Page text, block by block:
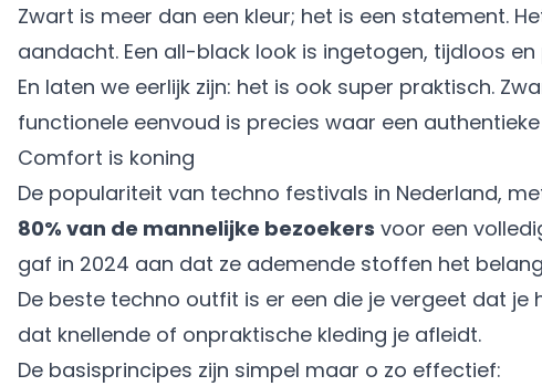
Zwart is meer dan een kleur; het is een statement.
aandacht. Een all-black look is ingetogen, tijdloos
En laten we eerlijk zijn: het is ook super praktisch.
functionele eenvoud is precies waar een
Comfort is koning
De populariteit van techno festivals in Nederland,
80% van de mannelijke bezoekers voor een
gaf in 2024 aan dat ze ademende stoffen het
De beste techno outfit is er een die je vergeet dat
dat knellende of onpraktische kleding je afleidt.
De basisprincipes zijn simpel maar o zo effectief: